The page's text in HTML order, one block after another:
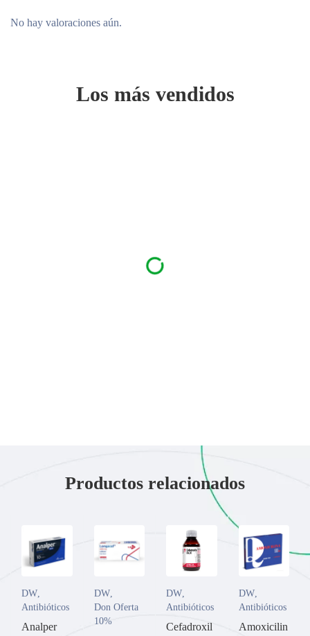
No hay valoraciones aún.
Los más vendidos
Productos relacionados
DW
Antibióticos
Analper
DW,
Don Oferta
10%
DW
Antibióticos
Cefadroxil
DW,
Antibióticos
Amoxicilin